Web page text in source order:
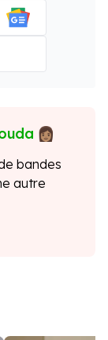
bandes
autre